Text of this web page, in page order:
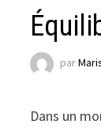
par
Dans un